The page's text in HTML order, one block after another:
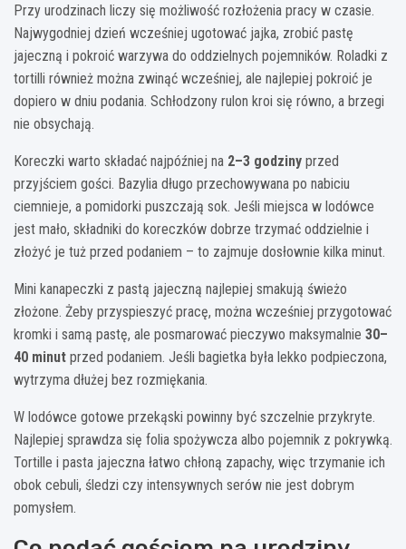
Przy urodzinach liczy się możliwość rozłożenia pracy w czasie.
Najwygodniej dzień wcześniej ugotować jajka, zrobić pastę
jajeczną i pokroić warzywa do oddzielnych pojemników. Roladki z
tortilli również można zwinąć wcześniej, ale najlepiej pokroić je
dopiero w dniu podania. Schłodzony rulon kroi się równo, a brzegi
nie obsychają.
Koreczki warto składać najpóźniej na 2–3 godziny przed
przyjściem gości. Bazylia długo przechowywana po nabiciu
ciemnieje, a pomidorki puszczają sok. Jeśli miejsca w lodówce
jest mało, składniki do koreczków dobrze trzymać oddzielnie i
złożyć je tuż przed podaniem – to zajmuje dosłownie kilka minut.
Mini kanapeczki z pastą jajeczną najlepiej smakują świeżo
złożone. Żeby przyspieszyć pracę, można wcześniej przygotować
kromki i samą pastę, ale posmarować pieczywo maksymalnie 30–
40 minut przed podaniem. Jeśli bagietka była lekko podpieczona,
wytrzyma dłużej bez rozmiękania.
W lodówce gotowe przekąski powinny być szczelnie przykryte.
Najlepiej sprawdza się folia spożywcza albo pojemnik z pokrywką.
Tortille i pasta jajeczna łatwo chłoną zapachy, więc trzymanie ich
obok cebuli, śledzi czy intensywnych serów nie jest dobrym
pomysłem.